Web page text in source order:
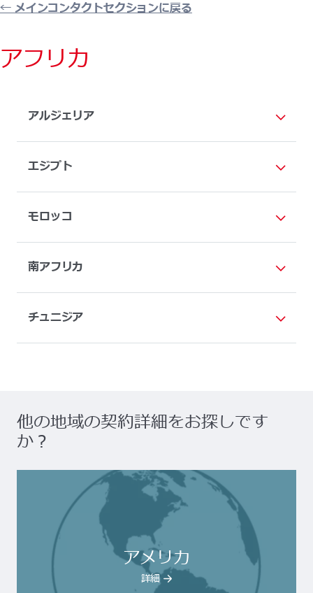
← メインコンタクトセクションに戻る
アフリカ
アルジェリア
エジプト
モロッコ
南アフリカ
チュニジア
他の地域の契約詳細をお探しです
か？
アメリカ
詳細